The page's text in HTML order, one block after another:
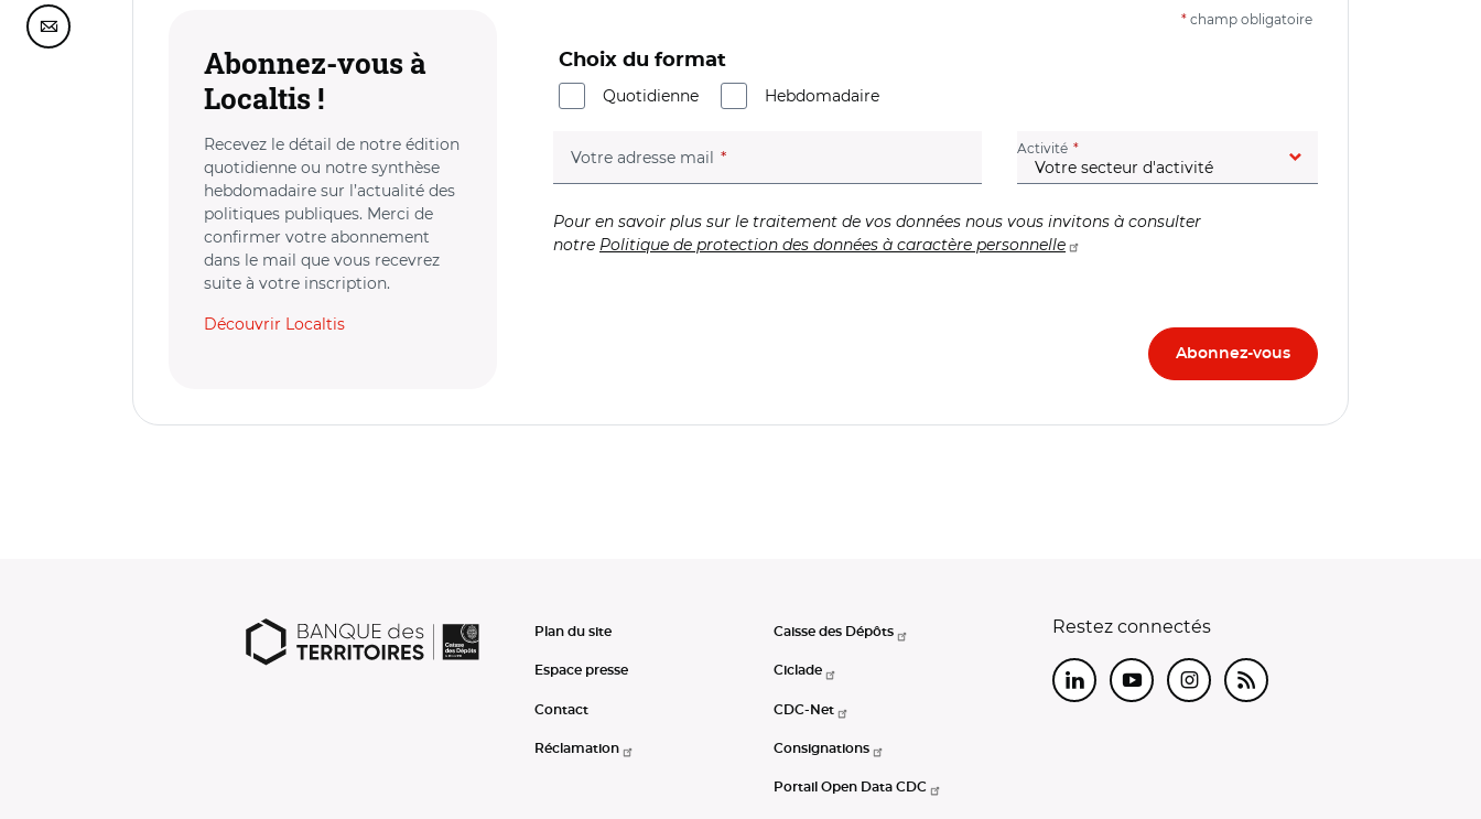
Partager cette page sur Courriel
Abonnez-vous à
Localtis !
Recevez le détail de notre édition
quotidienne ou notre synthèse
hebdomadaire sur l’actualité des
politiques publiques. Merci de
confirmer votre abonnement
dans le mail que vous recevrez
suite à votre inscription.
Découvrir Localtis
* champ obligatoire
Choix du format
Quotidienne
Hebdomadaire
Votre adresse mail (champ obligatoire) Activité (champ obligatoire)
Pour en savoir plus sur le traitement de vos données nous vous invitons à consulter
notre Politique de protection des données à caractère personnelle
Plan du site
Espace presse
Contact
Réclamation
Caisse des Dépôts
Ciclade
CDC-Net
Consignations
Portail Open Data CDC
Restez connectés
LinkedInYoutubeInstagram
RSS